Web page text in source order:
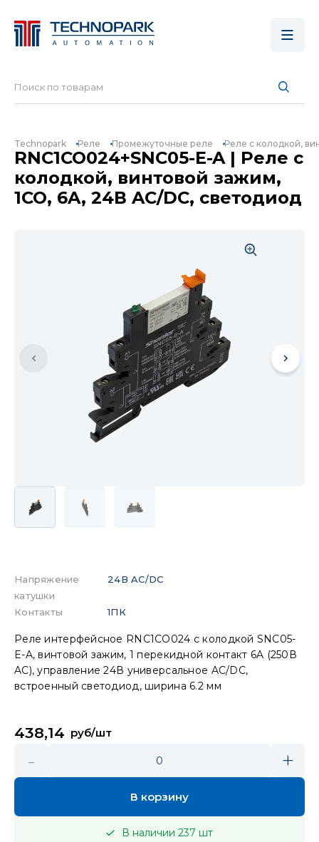
Technopark Реле Промежуточные реле Реле с колодкой,
RNC1CO024+SNC05-E-A | Реле с
колодкой, винтовой зажим,
1CO, 6A, 24В AC/DC, светодиод
Напряжение
катушки
24В AC/DC
Контакты 1ПК
Реле интерфейсное RNC1CO024 с колодкой SNC05-
E-A, винтовой зажим, 1 перекидной контакт 6A (250В
AC), управление 24В универсальное AC/DC,
встроенный светодиод, ширина 6.2 мм
438,14 руб/шт
- 0 +
В корзину
В наличии 237 шт